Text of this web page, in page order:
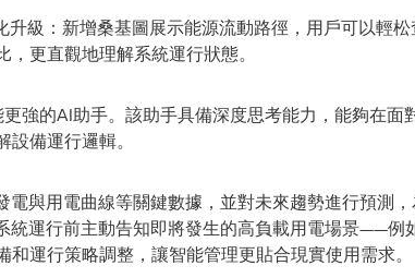
級：新增桑基圖展示能源流動路徑，用戶可以輕
更直觀地理解系統運行狀態。
強的AI助手。該助手具備深度思考能力，能夠在面
備運行邏輯。
與用電曲線等關鍵數據，並對未來趨勢進行預測，
統運行前主動告知即將發生的高負載用電場景——例
運行策略調整，讓智能管理更貼合現實使用需求。